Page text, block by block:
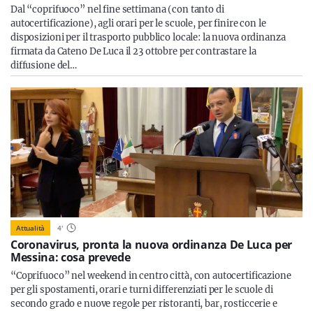
Dal “coprifuoco” nel fine settimana (con tanto di
autocertificazione), agli orari per le scuole, per finire con le
disposizioni per il trasporto pubblico locale: la nuova ordinanza
firmata da Cateno De Luca il 23 ottobre per contrastare la
diffusione del…
Attualità 4'
Coronavirus, pronta la nuova ordinanza De Luca per
Messina: cosa prevede
“Coprifuoco” nel weekend in centro città, con autocertificazione
per gli spostamenti, orari e turni differenziati per le scuole di
secondo grado e nuove regole per ristoranti, bar, rosticcerie e